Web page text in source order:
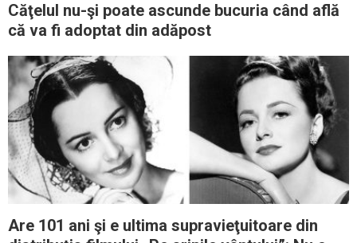
Căţelul nu-şi poate ascunde bucuria când află
că va fi adoptat din adăpost
Are 101 ani şi e ultima supravieţuitoare din